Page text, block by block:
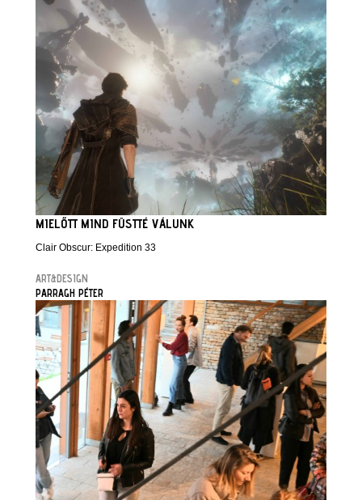
MIELŐTT MIND FÜSTTÉ VÁLUNK
Clair Obscur: Expedition 33
ART&DESIGN
PARRAGH PÉTER